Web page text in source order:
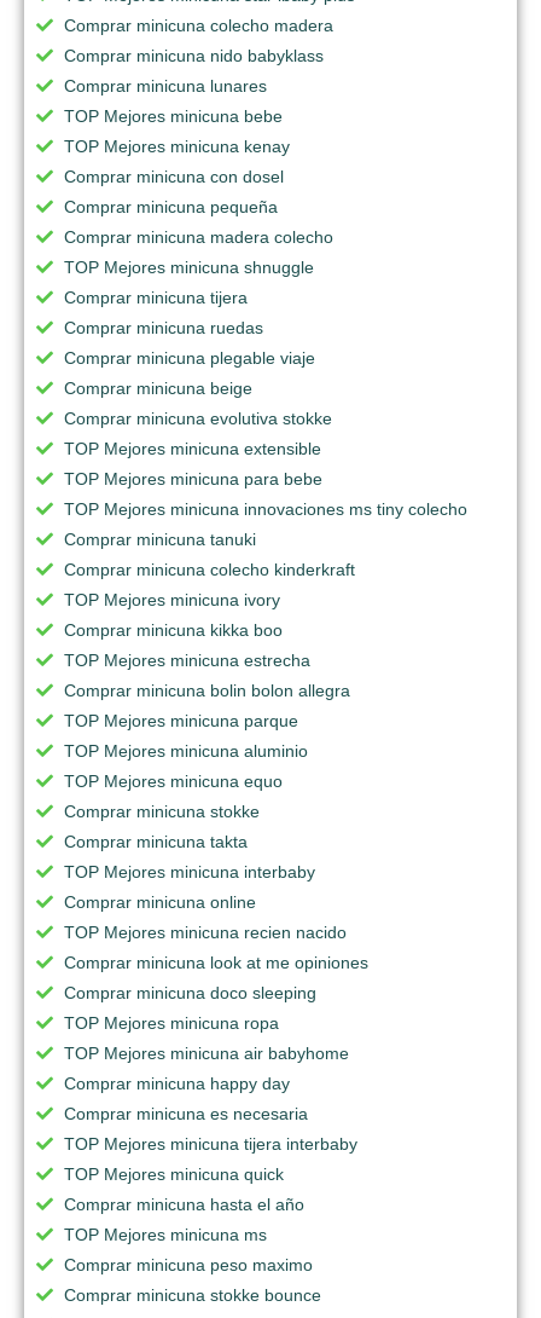
Comprar minicuna colecho madera
Comprar minicuna nido babyklass
Comprar minicuna lunares
TOP Mejores minicuna bebe
TOP Mejores minicuna kenay
Comprar minicuna con dosel
Comprar minicuna pequeña
Comprar minicuna madera colecho
TOP Mejores minicuna shnuggle
Comprar minicuna tijera
Comprar minicuna ruedas
Comprar minicuna plegable viaje
Comprar minicuna beige
Comprar minicuna evolutiva stokke
TOP Mejores minicuna extensible
TOP Mejores minicuna para bebe
TOP Mejores minicuna innovaciones ms tiny colecho
Comprar minicuna tanuki
Comprar minicuna colecho kinderkraft
TOP Mejores minicuna ivory
Comprar minicuna kikka boo
TOP Mejores minicuna estrecha
Comprar minicuna bolin bolon allegra
TOP Mejores minicuna parque
TOP Mejores minicuna aluminio
TOP Mejores minicuna equo
Comprar minicuna stokke
Comprar minicuna takta
TOP Mejores minicuna interbaby
Comprar minicuna online
TOP Mejores minicuna recien nacido
Comprar minicuna look at me opiniones
Comprar minicuna doco sleeping
TOP Mejores minicuna ropa
TOP Mejores minicuna air babyhome
Comprar minicuna happy day
Comprar minicuna es necesaria
TOP Mejores minicuna tijera interbaby
TOP Mejores minicuna quick
Comprar minicuna hasta el año
TOP Mejores minicuna ms
Comprar minicuna peso maximo
Comprar minicuna stokke bounce